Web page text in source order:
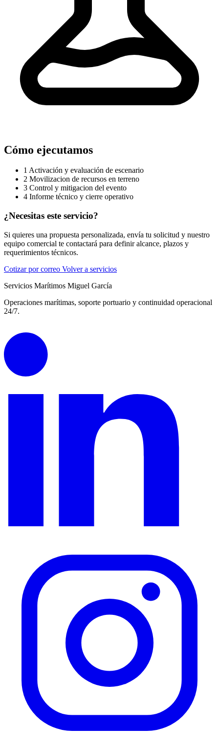
Cómo ejecutamos
1 Activación y evaluación de escenario
2 Movilizacion de recursos en terreno
3 Control y mitigacion del evento
4 Informe técnico y cierre operativo
¿Necesitas este servicio?
Si quieres una propuesta personalizada, envía tu solicitud y nuestro
equipo comercial te contactará para definir alcance, plazos y
requerimientos técnicos.
Cotizar por correo Volver a servicios
Servicios Marítimos Miguel García
Operaciones marítimas, soporte portuario y continuidad operacional
24/7.